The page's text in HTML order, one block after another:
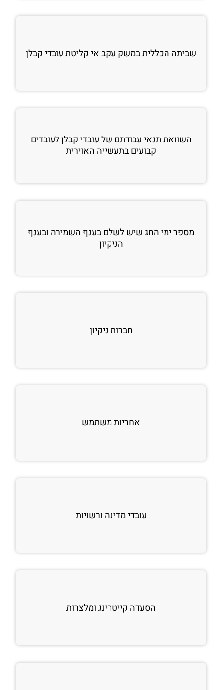
שביתה הכללית במשק עקב אי קליטת עובדי קבלן
השוואת תנאי עבודתם של עובדי קבלן לעובדים
קבועים בתעשייה האוירית
מספר ימי החג שיש לשלם בענף השמירה ובענף
הניקיון
חברות ניקיון
אחריות משתמש
עובדי מדינה ורשויות
הסעדה קייטרינג ומלצרות